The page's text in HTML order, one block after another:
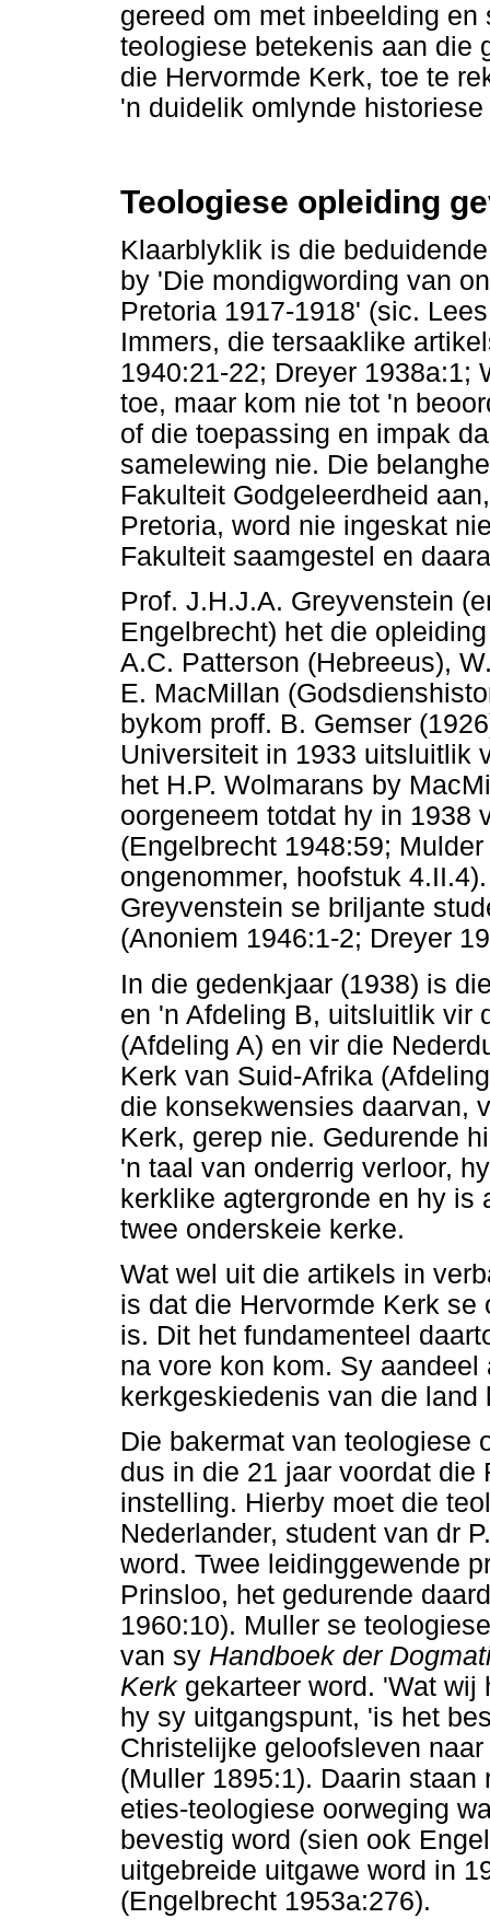
gereed om met inbeelding
teologiese betekenis aan die
die Hervormde Kerk, toe te
'n duidelik omlynde
Teologiese opleiding
Klaarblyklik is die
by 'Die mondigwording van
Pretoria 1917-1918' (sic.
Immers, die tersaaklike
1940:21-22; Dreyer 1938a:1;
toe, maar kom nie tot 'n
of die toepassing en impak
samelewing nie. Die
Fakulteit Godgeleerdheid
Pretoria, word nie ingeskat
Fakulteit saamgestel en
Prof. J.H.J.A. Greyvenstein
Engelbrecht) het die
A.C. Patterson (Hebreeus),
E. MacMillan
bykom proff. B. Gemser
Universiteit in 1933 uitsluitlik
het H.P. Wolmarans by
oorgeneem totdat hy in 1938
(Engelbrecht 1948:59;
ongenommer, hoofstuk
Greyvenstein se briljante
(Anoniem 1946:1-2; Dreyer
In die gedenkjaar (1938) is
en 'n Afdeling B, uitsluitlik vir
(Afdeling A) en vir die
Kerk van Suid-Afrika
die konsekwensies daarvan,
Kerk, gerep nie. Gedurende
'n taal van onderrig verloor,
kerklike agtergronde en hy is
twee onderskeie kerke.
Wat wel uit die artikels in
is dat die Hervormde Kerk
is. Dit het fundamenteel
na vore kon kom. Sy
kerkgeskiedenis van die land
Die bakermat van teologiese
dus in die 21 jaar voordat
instelling. Hierby moet die
Nederlander, student van dr
word. Twee leidinggewende
Prinsloo, het gedurende
1960:10). Muller se
van sy Handboek der
Kerkgekarteer word. 'Wat wij
hy sy uitgangspunt, 'is het
Christelijke geloofsleven
(Muller 1895:1). Daarin
eties-teologiese oorweging
bevestig word (sien ook
uitgebreide uitgawe word in
(Engelbrecht 1953a:276).